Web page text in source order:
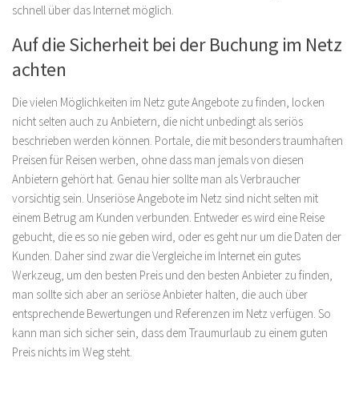
schnell über das Internet möglich.
Auf die Sicherheit bei der Buchung im Netz
achten
Die vielen Möglichkeiten im Netz gute Angebote zu finden, locken
nicht selten auch zu Anbietern, die nicht unbedingt als seriös
beschrieben werden können. Portale, die mit besonders traumhaften
Preisen für Reisen werben, ohne dass man jemals von diesen
Anbietern gehört hat. Genau hier sollte man als Verbraucher
vorsichtig sein. Unseriöse Angebote im Netz sind nicht selten mit
einem Betrug am Kunden verbunden. Entweder es wird eine Reise
gebucht, die es so nie geben wird, oder es geht nur um die Daten der
Kunden. Daher sind zwar die Vergleiche im Internet ein gutes
Werkzeug, um den besten Preis und den besten Anbieter zu finden,
man sollte sich aber an seriöse Anbieter halten, die auch über
entsprechende Bewertungen und Referenzen im Netz verfügen. So
kann man sich sicher sein, dass dem Traumurlaub zu einem guten
Preis nichts im Weg steht.